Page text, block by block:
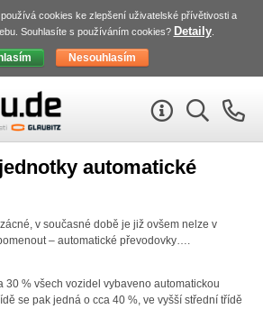
cookies ke zlepšení uživatelské přívětivosti a
Souhlasíte s používáním cookies? Detaily.
automatické
v současné době je již ovšem nelze v
– automatické převodovky….
30 % všech vozidel vybaveno automatickou
se pak jedná o cca 40 %, ve vyšší střední třídě